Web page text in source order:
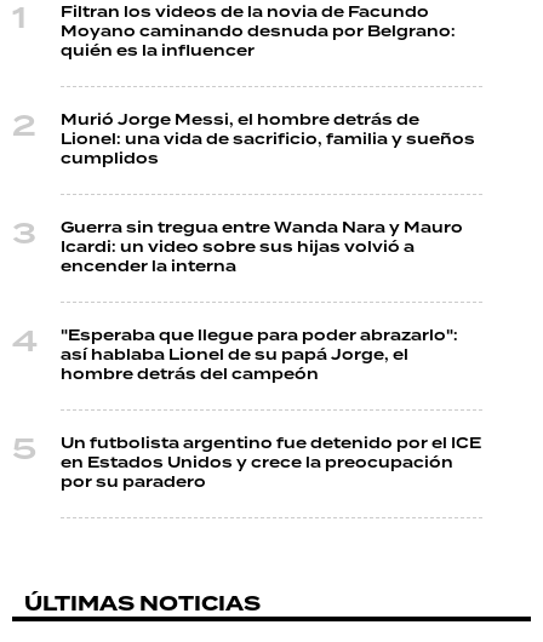
Filtran los videos de la novia de Facundo
Moyano caminando desnuda por Belgrano:
quién es la influencer
Murió Jorge Messi, el hombre detrás de
Lionel: una vida de sacrificio, familia y sueños
cumplidos
Guerra sin tregua entre Wanda Nara y Mauro
Icardi: un video sobre sus hijas volvió a
encender la interna
"Esperaba que llegue para poder abrazarlo":
así hablaba Lionel de su papá Jorge, el
hombre detrás del campeón
Un futbolista argentino fue detenido por el ICE
en Estados Unidos y crece la preocupación
por su paradero
ÚLTIMAS NOTICIAS